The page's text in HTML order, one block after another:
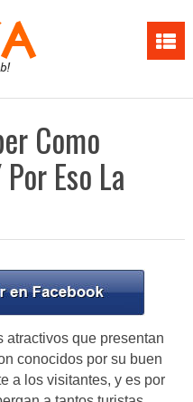
Como
Eso La
atractivos que presentan
conocidos por su buen
a los visitantes, y es por